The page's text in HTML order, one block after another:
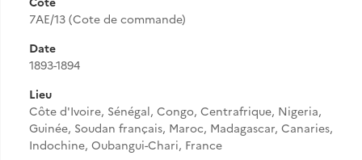
7AE/13 (Cote de commande)
Date
1893-1894
Lieu
Côte d'Ivoire, Sénégal, Congo, Centrafrique, Nigeria,
Guinée, Soudan français, Maroc, Madagascar, Canaries,
Indochine, Oubangui-Chari, France